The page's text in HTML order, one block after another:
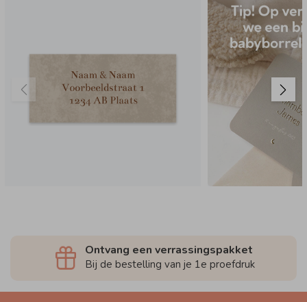
Ontvang een verrassingspakket
Bij de bestelling van je 1e proefdruk